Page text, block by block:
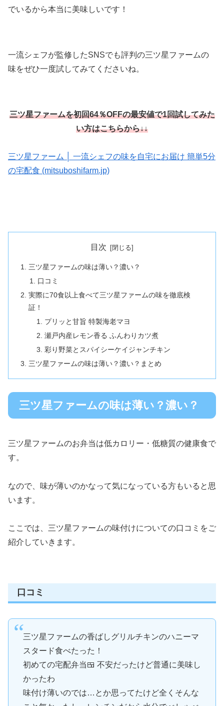
でいるから本当に美味しいです！
一流シェフが監修したSNSでも評判の三ツ星ファームの
味をぜひ一度試してみてくださいね。
三ツ星ファームを初回64％OFFの最安値で1回試してみた
い方はこちらから↓↓
三ツ星ファーム │ 一流シェフの味を自宅にお届け 簡単5分
の宅配食 (mitsuboshifarm.jp)
目次
三ツ星ファームの味は薄い？濃い？
口コミ
実際に70食以上食べて三ツ星ファームの味を徹底検
証！
プリッと甘旨 特製海老マヨ
瀬戸内産レモン香る ふんわりカツ煮
彩り野菜とスパイシーケイジャンチキン
三ツ星ファームの味は薄い？濃い？まとめ
三ツ星ファームの味は薄い？濃い？
三ツ星ファームのお弁当は低カロリー・低糖質の健康食で
す。
なので、味が薄いのかなって気になっている方もいると思
います。
ここでは、三ツ星ファームの味付けについての口コミをご
紹介していきます。
口コミ
三ツ星ファームの香ばしグリルチキンのハニーマ
スタード食べたった！
初めての宅配弁当🍱 不安だったけど普通に美味し
かったわ
味付け薄いのでは…とか思ってたけど全くそんな